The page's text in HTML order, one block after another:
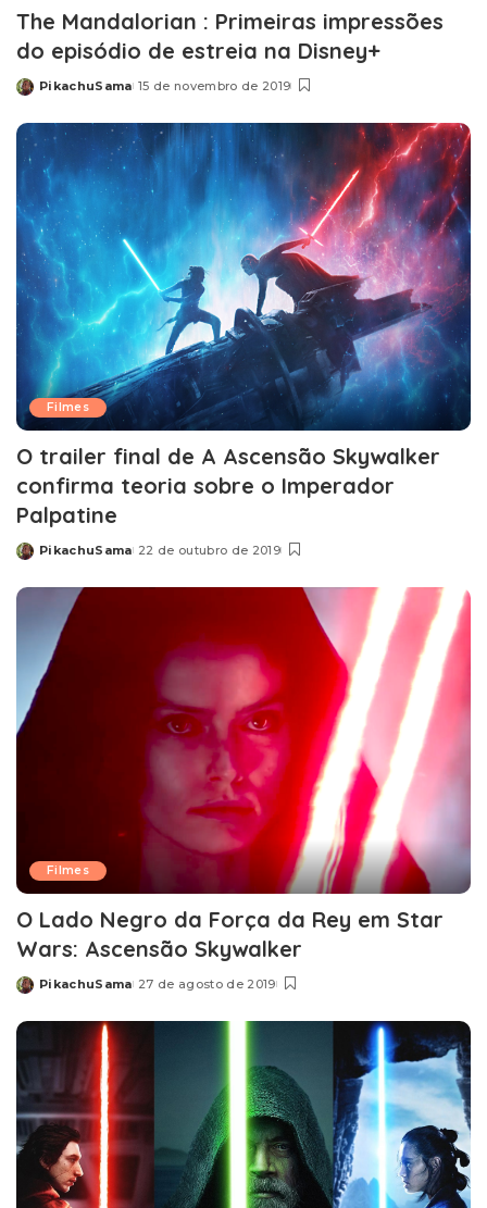
The Mandalorian : Primeiras impressões
do episódio de estreia na Disney+
Posted
PikachuSama 15 de novembro de 2019
Filmes
O trailer final de A Ascensão Skywalker
confirma teoria sobre o Imperador
Palpatine
Posted
PikachuSama 22 de outubro de 2019
Filmes
O Lado Negro da Força da Rey em Star
Wars: Ascensão Skywalker
Posted
PikachuSama 27 de agosto de 2019